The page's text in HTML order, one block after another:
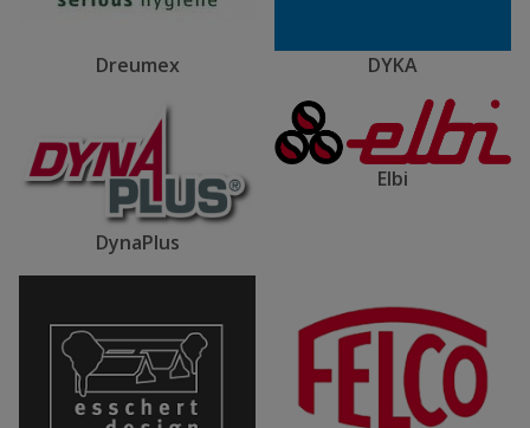
Dreumex DYKA
DynaPlus
Elbi